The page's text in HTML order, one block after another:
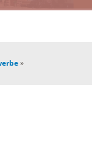
»